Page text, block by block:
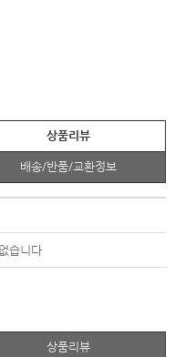
상품리뷰
배송/반품/교환정보
습니다
상품리뷰